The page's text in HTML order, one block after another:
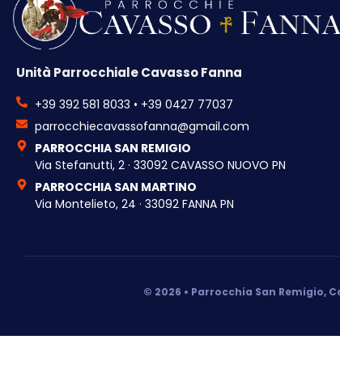
Unità Parrocchiale Cavasso Fanna
+39 392 581 8033 • +39 0427 77037
parrocchiecavassofanna@gmail.com
PARROCCHIA SAN REMIGIO
Via Stefanutti, 2 · 33092 CAVASSO NUOVO PN
PARROCCHIA SAN MARTINO
Via Montelieto, 24 · 33092 FANNA PN
© 2026 • Parrocchia San Remigio,